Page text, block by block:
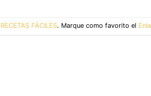
RECETAS FÁCILES. Marque como favorito el